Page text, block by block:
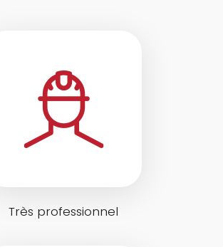
Très professionnel